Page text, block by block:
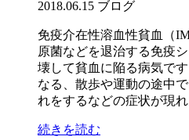
2018.06.15 ブログ
免疫介在性溶血性貧血（
原菌などを退治する免疫
壊して貧血に陥る病気で
なる、散歩や運動の途中
れをするなどの症状が現
続きを読む